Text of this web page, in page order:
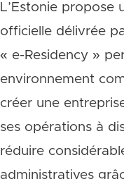
L’Estonie propose
officielle délivrée
« e-Residency »
environnement
créer une
ses opérations à
réduire
administratives